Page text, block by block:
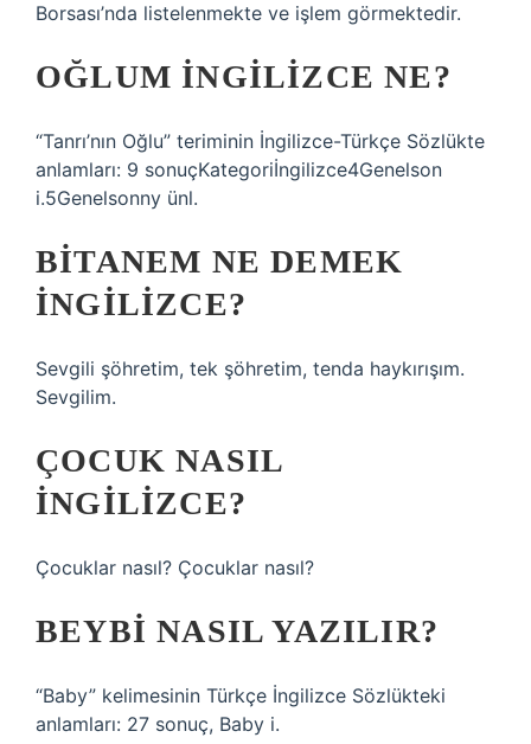
Borsası’nda listelenmekte ve işlem görmektedir.
OĞLUM INGILIZCE NE?
“Tanrı’nın Oğlu” teriminin İngilizce-Türkçe Sözlükte
anlamları: 9 sonuçKategoriİngilizce4Genelson
i.5Genelsonny ünl.
BITANEM NE DEMEK
INGILIZCE?
Sevgili şöhretim, tek şöhretim, tenda haykırışım.
Sevgilim.
ÇOCUK NASIL
INGILIZCE?
Çocuklar nasıl? Çocuklar nasıl?
BEYBI NASIL YAZILIR?
“Baby” kelimesinin Türkçe İngilizce Sözlükteki
anlamları: 27 sonuç, Baby i.